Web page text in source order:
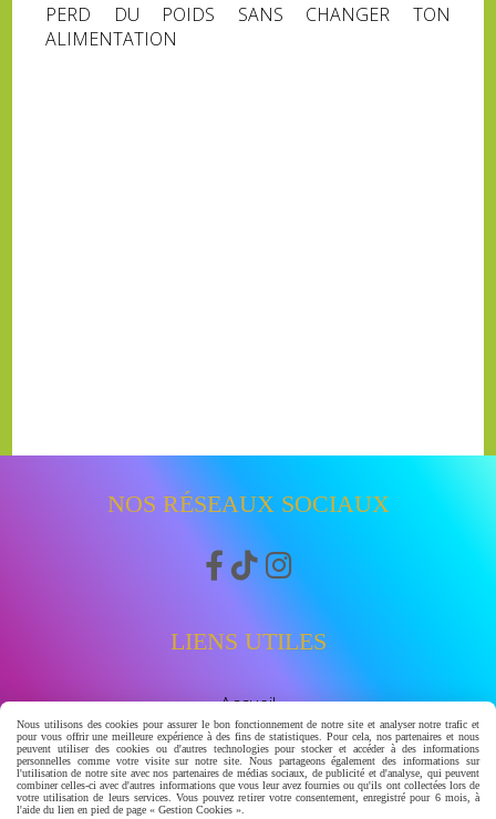
PERD DU POIDS SANS CHANGER TON
ALIMENTATION
NOS RÉSEAUX SOCIAUX
  
LIENS UTILES
Accueil
Boutique
Avis clients
watssap 06.63.86.83.30
Nous utilisons des cookies pour assurer le bon fonctionnement de notre site et analyser notre trafic et
pour vous offrir une meilleure expérience à des fins de statistiques. Pour cela, nos partenaires et nous
peuvent utiliser des cookies ou d'autres technologies pour stocker et accéder à des informations
personnelles comme votre visite sur notre site. Nous partageons également des informations sur
l'utilisation de notre site avec nos partenaires de médias sociaux, de publicité et d'analyse, qui peuvent
combiner celles-ci avec d'autres informations que vous leur avez fournies ou qu'ils ont collectées lors de
votre utilisation de leurs services. Vous pouvez retirer votre consentement, enregistré pour 6 mois, à
l'aide du lien en pied de page « Gestion Cookies ».